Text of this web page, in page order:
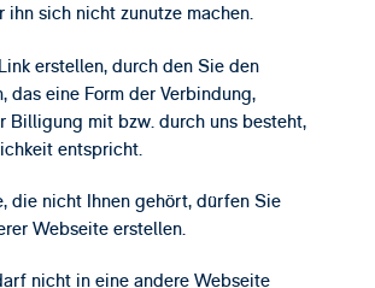
ihn sich nicht zunutze machen.
erstellen, durch den Sie den
das eine Form der Verbindung,
Billigung mit bzw. durch uns besteht,
entspricht.
die nicht Ihnen gehört, dürfen Sie
Webseite erstellen.
nicht in eine andere Webseite